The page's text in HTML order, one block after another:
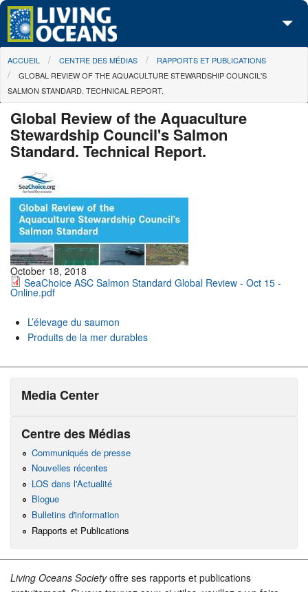
Skip to main content
À propos de nous
Nos campagnes
Centre des Médias
Les Cartes
Passez à l'action
You are here
ACCUEIL CENTRE DES MÉDIAS
RAPPORTS ET PUBLICATIONS
GLOBAL REVIEW OF THE AQUACULTURE STEWARDSHIP COUNCIL'S
SALMON STANDARD. TECHNICAL REPORT.
Global Review of the Aquaculture
Stewardship Council's Salmon
Standard. Technical Report.
October 18, 2018
SeaChoice ASC Salmon Standard Global Review - Oct 15 -
Online.pdf
L’élevage du saumon
Produits de la mer durables
Media Center
Centre des Médias
Communiqués de presse
Nouvelles récentes
LOS dans l'Actualité
Blogue
Bulletins d'information
Rapports et Publications
Living Oceans Societyoffre ses rapports et publications